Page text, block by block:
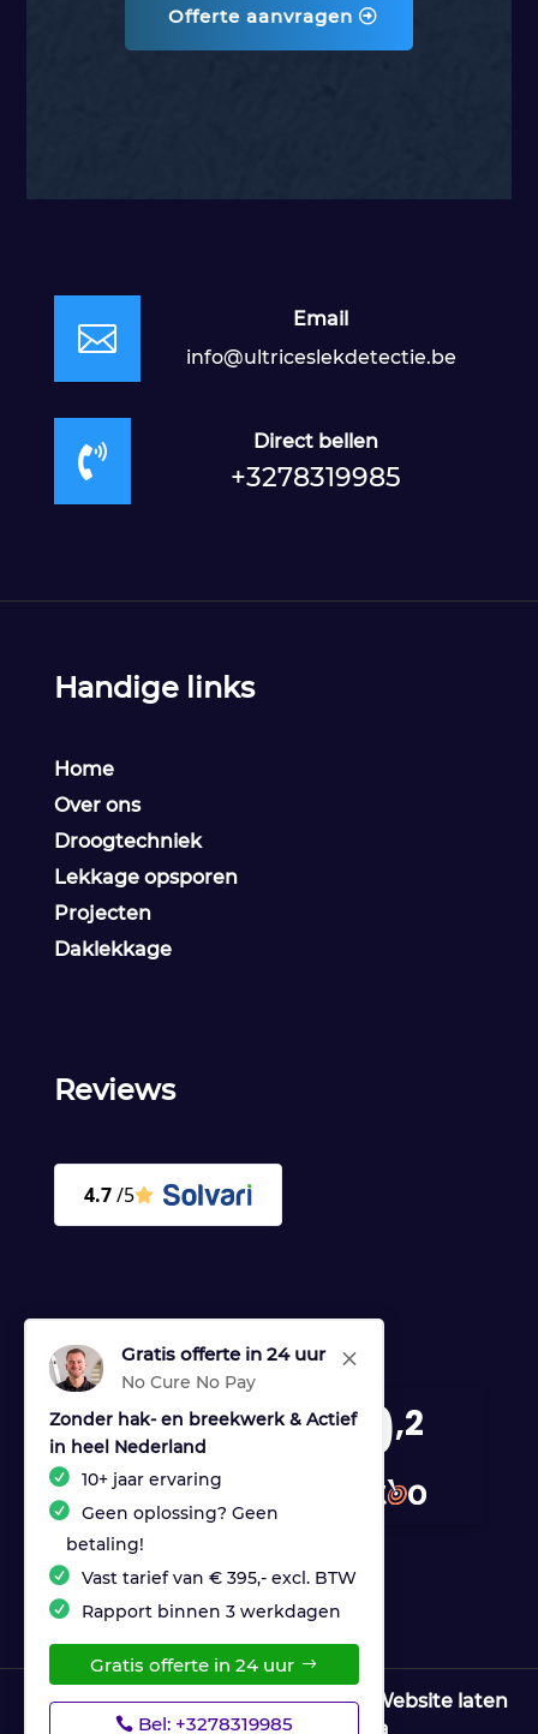
Offerte aanvragen

Email
info@ultriceslekdetectie.be

Direct bellen
+3278319985
M
Gratis offerte in 24 uur
No Cure No Pay
Zonder hak- en breekwerk & Actief
in heel Nederland
10+ jaar ervaring
Geen oplossing? Geen
betaling!
Vast tarief van € 395,- excl. BTW
Rapport binnen 3 werkdagen
Gratis offerte in 24 uur
Bel: +3278319985
Handige links
Home
Over ons
Droogtechniek
Lekkage opsporen
Projecten
Daklekkage
Reviews
9,2
provided by
© Copyright Ultrices Lekdetectie |
Website laten
maken door Flexamedia